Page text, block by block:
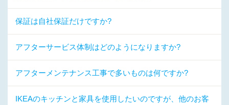
保証は自社保証だけですか?
アフターサービス体制はどのようになりますか?
アフターメンテナンス工事で多いものは何ですか?
IKEAのキッチンと家具を使用したいのですが、他のお客